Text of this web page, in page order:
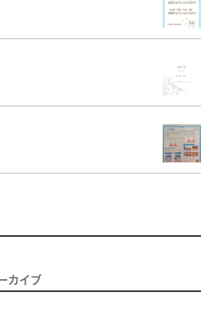
カイブ